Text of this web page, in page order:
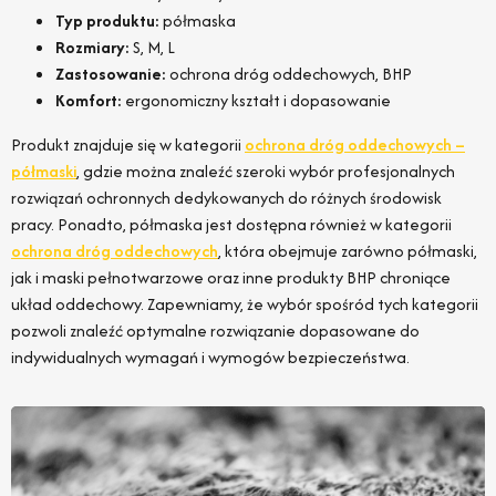
Typ produktu:półmaska
Rozmiary:S, M, L
Zastosowanie:ochrona dróg oddechowych, BHP
Komfort: ergonomiczny kształt i dopasowanie
Produkt znajduje się w kategorii ochrona dróg oddechowych –
półmaski, gdzie można znaleźć szeroki wybór profesjonalnych
rozwiązań ochronnych dedykowanych do różnych środowisk
pracy. Ponadto, półmaska jest dostępna również w kategorii
ochrona dróg oddechowych, która obejmuje zarówno półmaski,
jak i maski pełnotwarzowe oraz inne produkty BHP chroniące
układ oddechowy. Zapewniamy, że wybór spośród tych kategorii
pozwoli znaleźć optymalne rozwiązanie dopasowane do
indywidualnych wymagań i wymogów bezpieczeństwa.